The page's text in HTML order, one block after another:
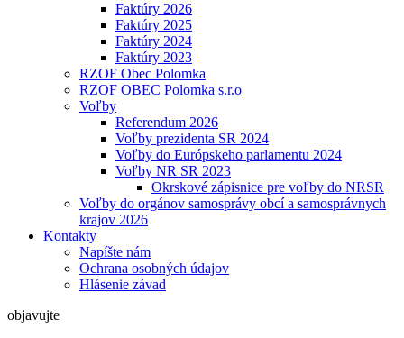
Faktúry 2026
Faktúry 2025
Faktúry 2024
Faktúry 2023
RZOF Obec Polomka
RZOF OBEC Polomka s.r.o
Voľby
Referendum 2026
Voľby prezidenta SR 2024
Voľby do Európskeho parlamentu 2024
Voľby NR SR 2023
Okrskové zápisnice pre voľby do NRSR
Voľby do orgánov samosprávy obcí a samosprávnych
krajov 2026
Kontakty
Napíšte nám
Ochrana osobných údajov
Hlásenie závad
objavujte